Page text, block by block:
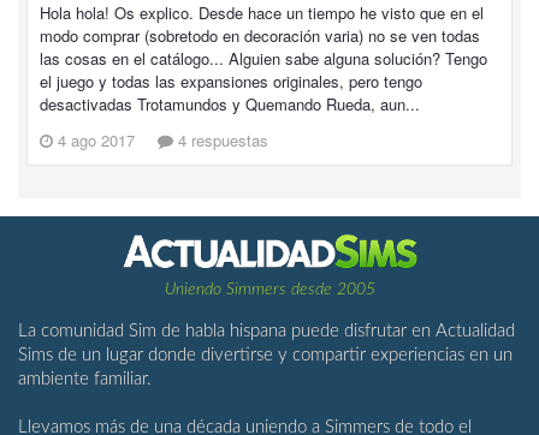
Hola hola! Os explico. Desde hace un tiempo he visto que en el
modo comprar (sobretodo en decoración varia) no se ven todas
las cosas en el catálogo... Alguien sabe alguna solución? Tengo
el juego y todas las expansiones originales, pero tengo
desactivadas Trotamundos y Quemando Rueda, aun...
4 ago 2017
4 respuestas
Uniendo Simmers desde 2005
La comunidad Sim de habla hispana puede disfrutar en Actualidad
Sims de un lugar donde divertirse y compartir experiencias en un
ambiente familiar.
Llevamos más de una década uniendo a Simmers de todo el